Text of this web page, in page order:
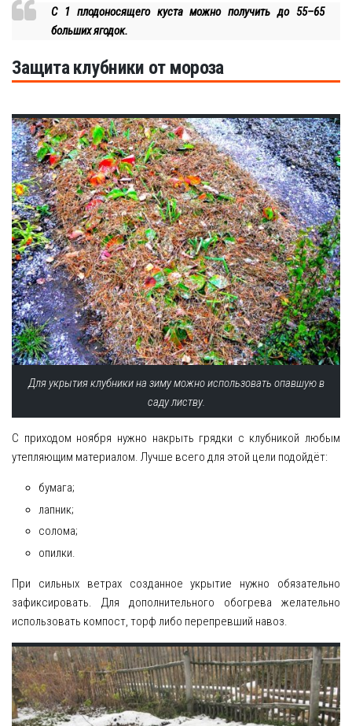
С 1 плодоносящего куста можно получить до 55–65
больших ягодок.
Защита клубники от мороза
Для укрытия клубники на зиму можно использовать опавшую в
саду листву.
С приходом ноября нужно накрыть грядки с клубникой любым
утепляющим материалом. Лучше всего для этой цели подойдёт:
бумага;
лапник;
солома;
опилки.
При сильных ветрах созданное укрытие нужно обязательно
зафиксировать. Для дополнительного обогрева желательно
использовать компост, торф либо перепревший навоз.